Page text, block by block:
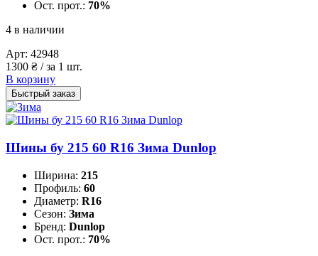
Ост. прот.: 70%
4 в наличии
Арт: 42948
1300 ₴ / за 1 шт.
В корзину
Быстрый заказ
Шины бу 215 60 R16 Зима Dunlop
Ширина: 215
Профиль: 60
Диаметр: R16
Сезон: Зима
Бренд: Dunlop
Ост. прот.: 70%